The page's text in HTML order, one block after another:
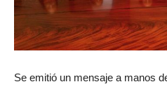
Se emitió un mensaje a manos